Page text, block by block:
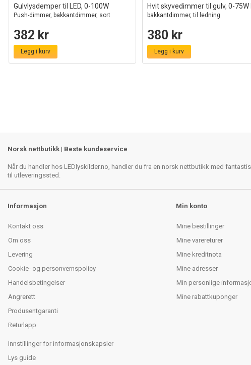
Gulvlysdemper til LED, 0-100W
Push-dimmer, bakkantdimmer, sort
382 kr
Legg i kurv
Hvit skyvedimmer til gulv, 0-75W
bakkantdimmer, til ledning
380 kr
Legg i kurv
Norsk nettbutikk | Beste kundeservice
Når du handler hos LEDlyskilder.no, handler du fra en norsk nettbutikk med
til utleveringssted.
Informasjon
Kontakt oss
Om oss
Levering
Cookie- og personvernspolicy
Handelsbetingelser
Angrerett
Produsentgaranti
Returlapp
Innstillinger for informasjonskapsler
Lys guide
Min konto
Mine bestillinger
Mine varereturer
Mine kreditnota
Mine adresser
Min personlige
Mine rabattkuponger